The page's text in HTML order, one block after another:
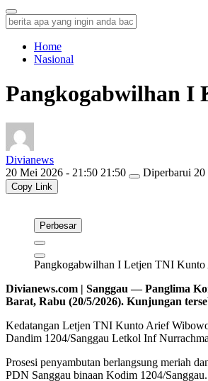
Home
Nasional
Pangkogabwilhan I
Divianews
20 Mei 2026 - 21:50 21:50
Diperbarui 20
Copy Link
Perbesar
Pangkogabwilhan I Letjen TNI
Divianews.com | Sanggau — Panglima
Barat, Rabu (20/5/2026). Kunjungan
Kedatangan Letjen TNI Kunto Arief
Dandim 1204/Sanggau Letkol Inf
Prosesi penyambutan berlangsung meriah
PDN Sanggau binaan Kodim 1204/Sanggau.